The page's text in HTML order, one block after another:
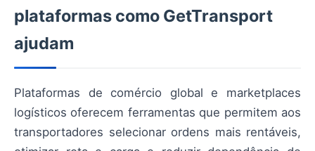
plataformas como GetTransport
ajudam
Plataformas de comércio global e marketplaces
logísticos oferecem ferramentas que permitem aos
transportadores selecionar ordens mais rentáveis,